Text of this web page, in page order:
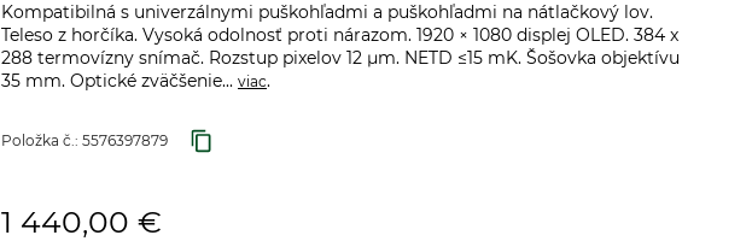
Kompatibilná s univerzálnymi puškohľadmi a puškohľadmi na nátlačkový lov.
Teleso z horčíka. Vysoká odolnosť proti nárazom. 1920 × 1080 displej OLED. 384 x
288 termovízny snímač. Rozstup pixelov 12 μm. NETD ≤15 mK. Šošovka objektívu
35 mm. Optické zväčšenie... viac.
Položka č.: 5576397879
1 440,00 €